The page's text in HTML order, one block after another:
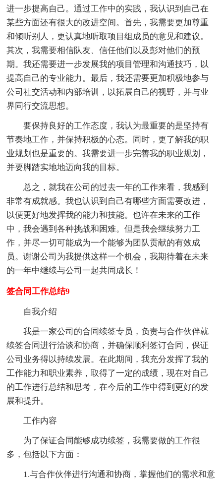
进一步提高自己。通过工作中的实践，我认识到自己在
某些方面还有很大的改进空间。首先，我需要更加尊重
和倾听别人，更认真地听取项目组成员的意见和建议。
其次，我需要相信队友、信任他们以及彭对他们的预
期。我还需要进一步发展我的项目管理和沟通技巧，以
提高自己的专业能力。最后，我还需要更加积极地参与
公司社交活动和内部培训，以拓展自己的视野，并与业
界同行交流思想。
要保持良好的工作态度，我认为最重要的是坚持有
节奏地工作，并保持积极的心态。同时，更了解我的职
业规划也是重要的。我需要进一步完善我的职业规划，
并要脚踏实地地迈向我的目标。
总之，就我在公司的过去一年的工作来看，我感到
非常有成就感。我也认识到自己有哪些方面需要改进，
以便更好地发挥我的能力和技能。也许在未来的工作
中，我会遇到各种挑战和困难。但是我会继续努力工
作，并尽一切可能成为一个能够为团队贡献的有效成
员。谢谢公司为我提供这样一个机会，我期待着在未来
的一年中继续与公司一起共同成长！
签合同工作总结9
自我介绍
我是一家公司的合同续签专员，负责与合作伙伴就
续签合同进行洽谈和协商，并确保顺利签订合同，保证
公司业务得以持续发展。在此期间，我充分发挥了我的
工作能力和职业素养，取得了一定的成绩，现在对自己
的工作进行总结和思考，在今后的工作中得到更好的发
展和提升。
工作内容
为了保证合同能够成功续签，我需要做的工作很
多，包括以下方面：
1.与合作伙伴进行沟通和协商，掌握他们的需求和意